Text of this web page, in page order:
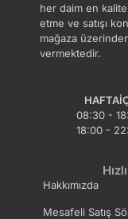
her daim en
etme ve satışı
mağaza
vermektedir.
08:30 -
18:00 -
Hakkımızda
Mesafeli Satış